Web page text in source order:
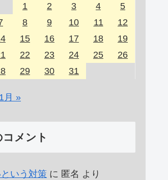
1 2 3 4
5
8 9 10 11
12
15 16 17 18
19
22 23 24 25
26
29 30 31
1月 »
メント
いう対策 に 匿名 より